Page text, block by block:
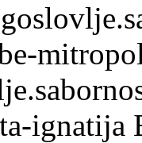
ignatija